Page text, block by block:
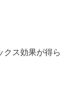
クス効果が得ら